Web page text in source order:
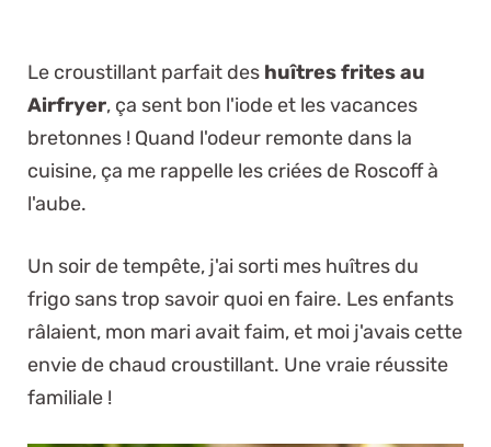
Le croustillant parfait des huîtres frites au
Airfryer, ça sent bon l'iode et les vacances
bretonnes ! Quand l'odeur remonte dans la
cuisine, ça me rappelle les criées de Roscoff à
l'aube.
Un soir de tempête, j'ai sorti mes huîtres du
frigo sans trop savoir quoi en faire. Les enfants
râlaient, mon mari avait faim, et moi j'avais cette
envie de chaud croustillant. Une vraie réussite
familiale !